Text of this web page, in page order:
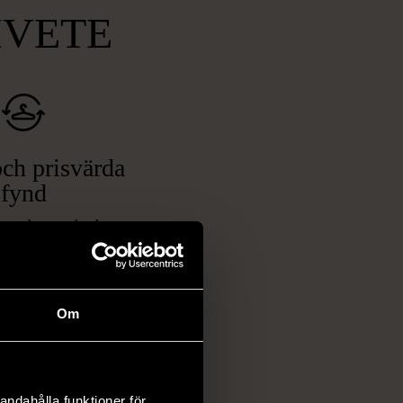
Om
prisvärda
fynd
ett brett utbud av
kläder och möbler
elektronik i våra
föremål som
vanliga butiker.